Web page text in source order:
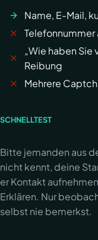
Name, E-Mail,
„Wie haben Sie
Reibung
Mehrere
SCHNELLTEST
Bitte jemanden aus
nicht kennt, deine
er Kontakt
Erklären. Nur
selbst nie bemerkst.